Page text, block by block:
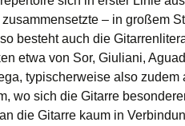
– in großem
besteht auch die
etwa von Sor, Giuliani,
typischerweise also zudem
wo sich die Gitarre
die Gitarre kaum in